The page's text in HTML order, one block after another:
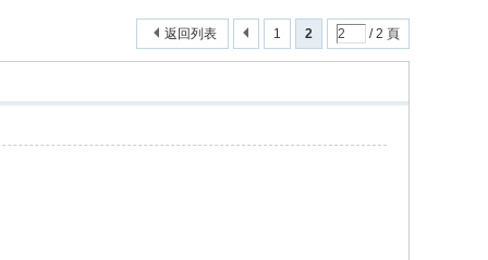
1 2 / 2 頁
返回列表